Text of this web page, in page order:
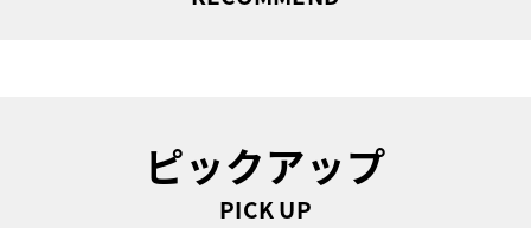
ピックアップ
PICK UP